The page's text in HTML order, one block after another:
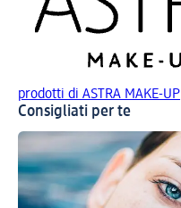
prodotti di ASTRA MAKE-UP
Consigliati per te